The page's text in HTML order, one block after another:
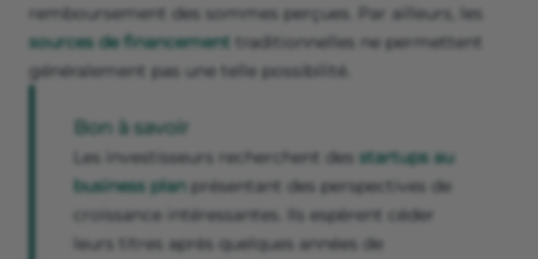
remboursement des sommes perçues. Par ailleurs, les
sources de financement traditionnelles ne permettent
généralement pas une telle possibilité.
Bon à savoir
Les investisseurs recherchent des startups au
business planprésentant des perspectives de
croissance intéressantes. Ils espèrent céder
leurs titres après quelques années de